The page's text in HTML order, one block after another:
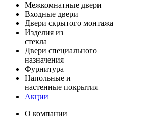
Межкомнатные двери
ШПОНИРОВАНЫЕ
ЭКОШПОН
ЭМАЛЬ
ИЗ МАССИВА СОСНЫ
ИЗ МАССИВА ОЛЬХИ
Входные двери
МЕТАЛЛИЧЕСКИЕ ДВЕРИ
В КВАРТИРУ
ДЛЯ ДОМА
Двери скрытого монтажа
СТЕКЛЯННЫЕ
ЗЕРКАЛЬНЫЕ
КЕРАМОГРАНИТ
ПОД ОБОИ И ПОКРАСКУ
Изделия из
стекла
ДВЕРИ
ДУШЕВЫЕ КАБИНЫ И ПЕРЕГОРОДКИ
Двери специального
назначения
ПРОТИВОПОЖАРНЫЕ
Фурнитура
ДВЕРНЫЕ РУЧКИ
Напольные и
настенные покрытия
Акции
О компании